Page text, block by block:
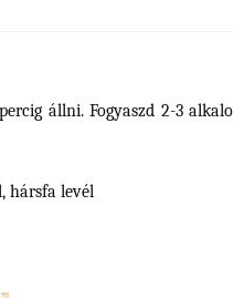
állni. Fogyaszd 2-3
hársfa levél